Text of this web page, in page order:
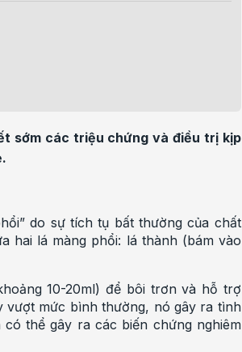
thần
sớm các triệu chứng và điều trị kịp
do sự tích tụ bất thường của chất
hai lá màng phổi: lá thành (bám vào
10-20ml) để bôi trơn và hỗ trợ
mức bình thường, nó gây ra tình
thể gây ra các biến chứng nghiêm